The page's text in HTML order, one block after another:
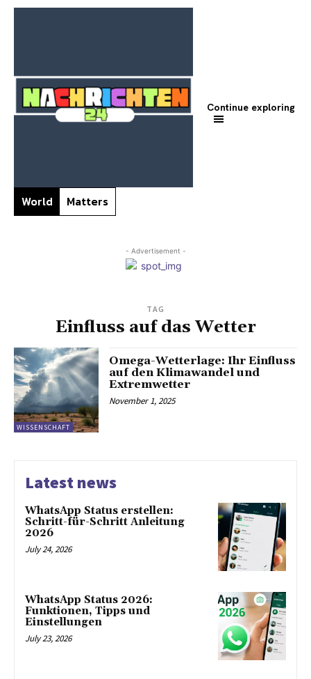
World Matters
Continue exploring
- Advertisement -
TAG
Einfluss auf das Wetter
WISSENSCHAFT
Omega-Wetterlage: Ihr Einfluss
auf den Klimawandel und
Extremwetter
November 1, 2025
Latest news
WhatsApp Status erstellen:
Schritt-für-Schritt Anleitung
2026
July 24, 2026
WhatsApp Status 2026:
Funktionen, Tipps und
Einstellungen
July 23, 2026